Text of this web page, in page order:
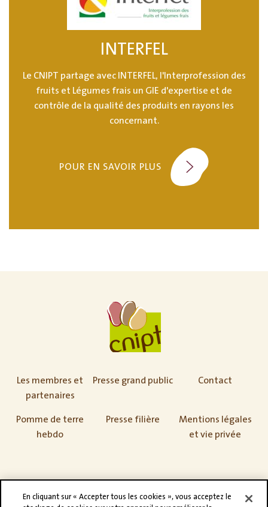
INTERFEL
Le CNIPT partage avec INTERFEL, l'Interprofession des
fruits et Légumes frais un GIE d'expertise et de
contrôle de la qualité des produits en rayons les
concernant.
POUR EN SAVOIR PLUS
Les membres et
partenaires
Presse grand public Contact
Pomme de terre
hebdo
Presse filière
Mentions légales
et vie privée
En cliquant sur « Accepter tous les cookies », vous acceptez le